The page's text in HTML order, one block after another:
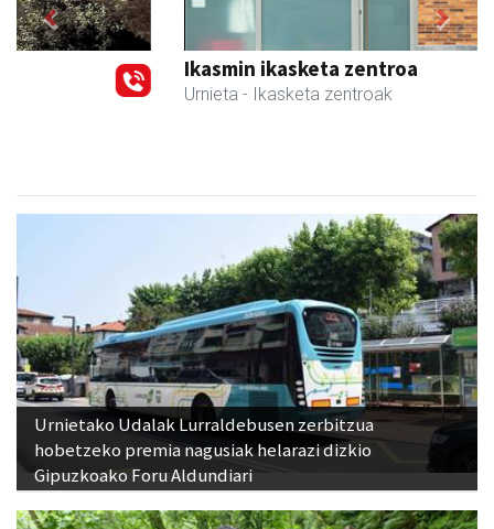
Ikasmin ikasketa zentroa
- Ikasketa zentroak
Previous Next
Urnietako Udalak Lurraldebusen zerbitzua
hobetzeko premia nagusiak helarazi dizkio
Gipuzkoako Foru Aldundiari